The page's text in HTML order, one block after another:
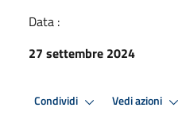
Data :
27 settembre 2024
Condividi Vedi azioni